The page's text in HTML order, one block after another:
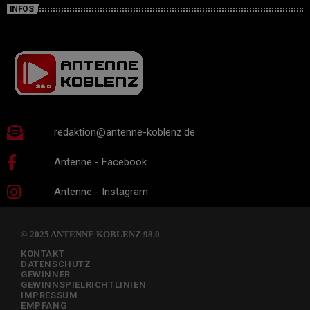
INFOS
redaktion@antenne-koblenz.de
Antenne - Facebook
Antenne - Instagram
© 2025 ANTENNE KOBLENZ 98.0
KONTAKT
DATENSCHUTZ
GEWINNER
GEWINNSPIELRICHTLINIEN
IMPRESSUM
EMPFANG